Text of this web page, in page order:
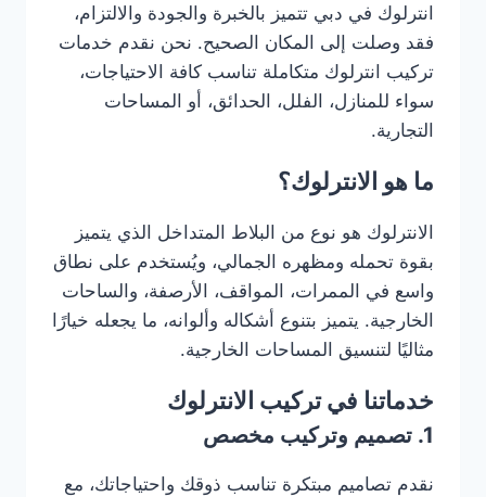
انترلوك في دبي تتميز بالخبرة والجودة والالتزام،
فقد وصلت إلى المكان الصحيح. نحن نقدم خدمات
تركيب انترلوك متكاملة تناسب كافة الاحتياجات،
سواء للمنازل، الفلل، الحدائق، أو المساحات
التجارية.
ما هو الانترلوك؟
الانترلوك هو نوع من البلاط المتداخل الذي يتميز
بقوة تحمله ومظهره الجمالي، ويُستخدم على نطاق
واسع في الممرات، المواقف، الأرصفة، والساحات
الخارجية. يتميز بتنوع أشكاله وألوانه، ما يجعله خيارًا
مثاليًا لتنسيق المساحات الخارجية.
خدماتنا في تركيب الانترلوك
1. تصميم وتركيب مخصص
نقدم تصاميم مبتكرة تناسب ذوقك واحتياجاتك، مع